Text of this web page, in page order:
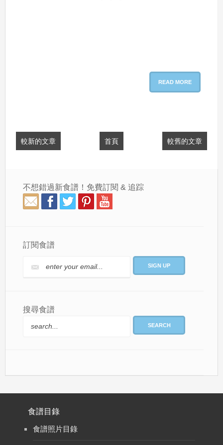
READ MORE
較新的文章 較舊的文章
首頁
不想錯過新食譜！免費訂閱 & 追踪
訂閱食譜
搜尋食譜
SEARCH
食譜目錄
食譜照片目錄